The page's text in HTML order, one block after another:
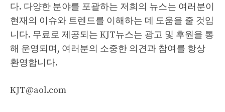
다. 다양한 분야를 포괄하는 저희의 뉴스는 여러분이
현재의 이슈와 트렌드를 이해하는 데 도움을 줄 것입
니다. 무료로 제공되는 KJT뉴스는 광고 및 후원을 통
해 운영되며, 여러분의 소중한 의견과 참여를 항상
환영합니다.
KJT@aol.com